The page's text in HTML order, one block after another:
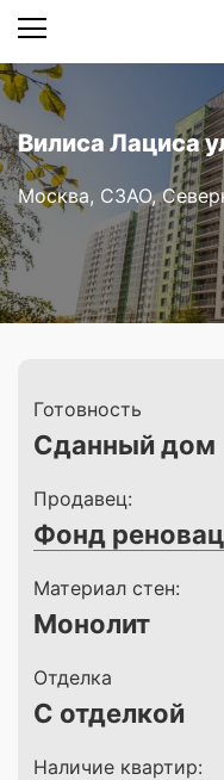
Вилиса Лациса
Москва, СЗАО,
Готовность
Сданный дом
Продавец:
Фонд
Материал стен:
Монолит
Отделка
С отделкой
Наличие квартир: